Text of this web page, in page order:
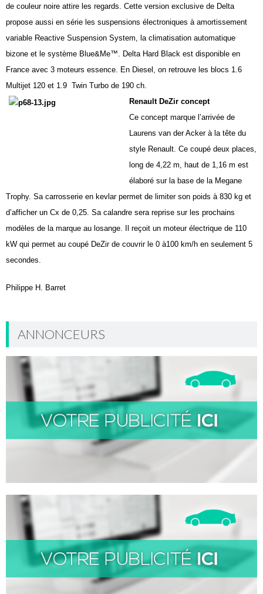
de couleur noire attire les regards. Cette version exclusive de Delta
propose aussi en série les suspensions électroniques à amortissement
variable Reactive Suspension System, la climatisation automatique
bizone et le système Blue&Me™. Delta Hard Black est disponible en
France avec 3 moteurs essence. En Diesel, on retrouve les blocs 1.6
Multijet 120 et 1.9 Twin Turbo de 190 ch.
Renault DeZir concept
Ce concept marque l’arrivée de
Laurens van der Acker à la tête du
style Renault. Ce coupé deux places,
long de 4,22 m , haut de 1,16 m est
élaboré sur la base de la Megane
Trophy. Sa carrosserie en kevlar permet de limiter son poids à 830 kg et
d’afficher un Cx de 0,25. Sa calandre sera reprise sur les prochains
modèles de la marque au losange. Il reçoit un moteur électrique de 110
kW qui permet au coupé DeZir de couvrir le 0 à100 km/h en seulement 5
secondes.
Philippe H. Barret
ANNONCEURS